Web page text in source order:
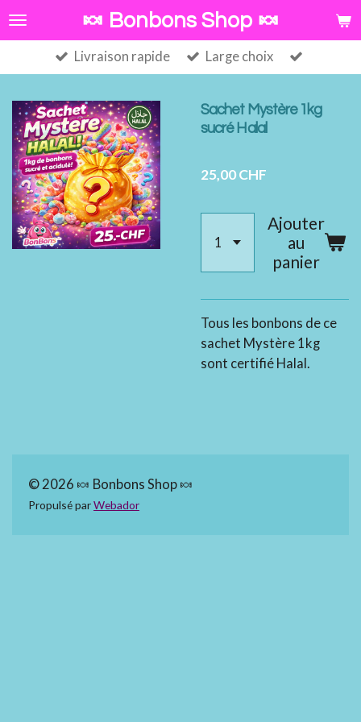
Passer
au
contenu
principal
🍬 Bonbons Shop 🍬
Livraison rapide Large choix
Sachet Mystère 1kg
sucré Halal
25,00 CHF
Ajouter
au
panier
Tous les bonbons de ce
sachet Mystère 1kg
sont certifié Halal.
© 2026 🍬 Bonbons Shop 🍬
Propulsé parWebador